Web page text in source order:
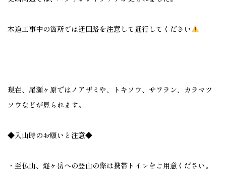
木道工事中の箇所では迂回路を注意して通行してください
現在、尾瀬ヶ原ではノアザミや、トキソウ、サワラン、カラマツ
ソウなどが見られます。
◆入山時のお願いと注意◆
・至仏山、燧ヶ岳への登山の際は携帯トイレをご用意ください。